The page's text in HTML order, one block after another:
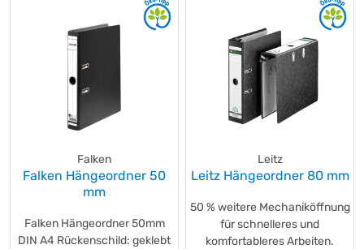
Falken
Falken Hängeordner 50
mm
Falken Hängeordner 50mm
DIN A4 Rückenschild: geklebt
Leitz
Leitz Hängeordner 80 mm
50 % weitere Mechaniköffnung
für schnelleres und
komfortableres Arbeiten.